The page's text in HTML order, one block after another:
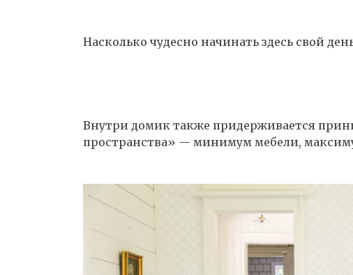
Насколько чудесно начинать здесь свой
Внутри домик также придерживается
пространства» — минимум мебели,